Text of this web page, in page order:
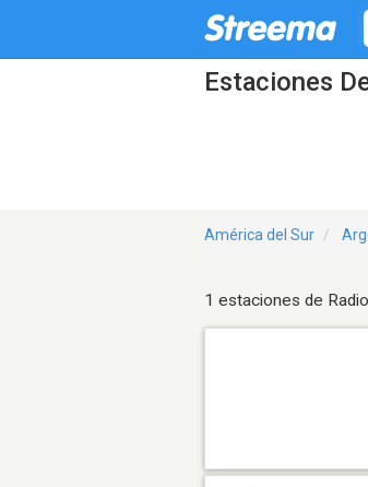
Estaciones
América del Sur
1 estaciones de